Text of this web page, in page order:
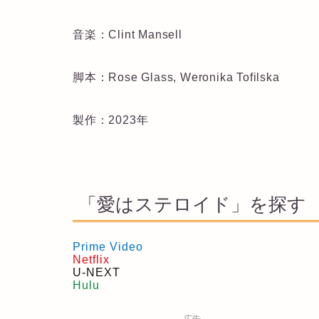
音楽：Clint Mansell
脚本：Rose Glass, Weronika Tofilska
製作：2023年
「愛はステロイド」を探す
Prime Video
Netflix
U-NEXT
Hulu